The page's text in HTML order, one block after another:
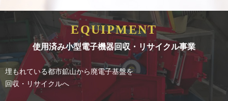
EQUIPMENT
使用済み小型電子機器回収・リサイクル事業
埋もれている都市鉱山から廃電子基盤を
回収・リサイクルへ